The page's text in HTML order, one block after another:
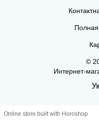
Полная
©
Интернет-
Online store built with Horoshop